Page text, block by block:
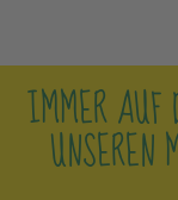
IMMER AUF
UNSEREN